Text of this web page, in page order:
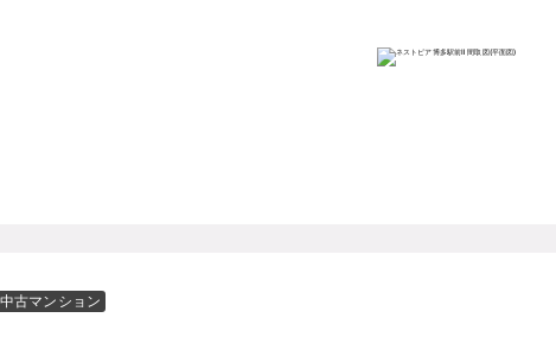
中古マンション